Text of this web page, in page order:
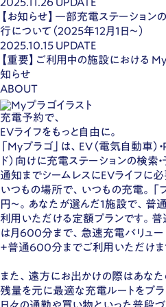
2025.11.26 UPDATE
【お知らせ】一部充電ステーション
行について（2025年12月1日〜）
2025.10.15 UPDATE
【重要】ご利用中の施設における
知らせ
ABOUT
充電予約で、
EVライフをもっと自由に。
「Myプラゴ」は、EV（電気自動車）
ド）向けに充電ステーションの検
通知までシームレスにEVライフに
いつもの場所で、いつもの充電。「
円〜。あなたが選んだ1施設で、普
利用いただける定額プランです。普
は月600分まで、急速充電バリュ
+普通600分までご利用いただけま
また、遠方にお出かけの際はあな
残量を元に最適な充電ルートをプラ